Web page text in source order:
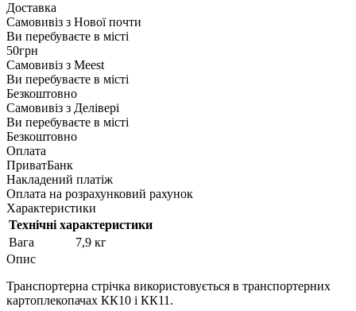
Доставка
Самовивіз з Нової почти
Ви перебуваєте в місті
50грн
Самовивіз з Meest
Ви перебуваєте в місті
Безкоштовно
Самовивіз з Делівері
Ви перебуваєте в місті
Безкоштовно
Оплата
ПриватБанк
Накладений платіж
Оплата на розрахунковий рахунок
Характеристики
Технічні характеристики
Вага
7,9 кг
Опис
Транспортерна стрічка використовується в транспортерних
картоплекопачах КК10 і КК11.